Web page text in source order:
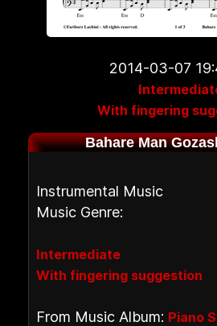
2014-03-07
With fingering
Bahare Man
Instrumental Music
Music Genre:
Intermediate
With fingering suggestion
From Music Album: Piano